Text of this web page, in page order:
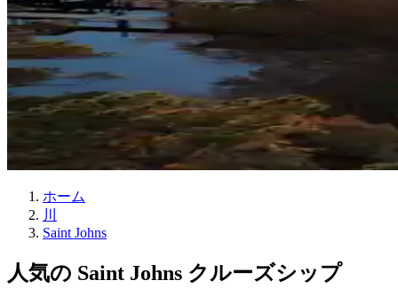
ホーム
川
Saint Johns
人気の Saint Johns クルーズシップ